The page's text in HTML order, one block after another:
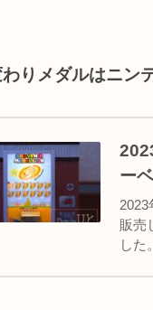
りメダルはニン
ー
2023
販売
した